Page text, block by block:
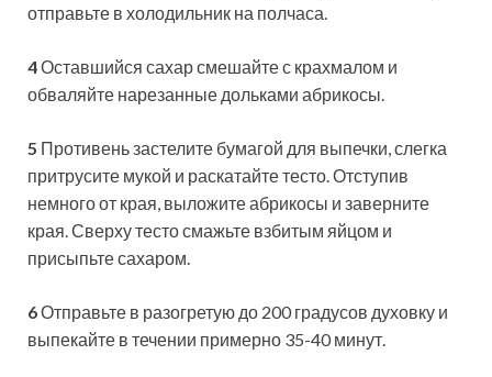
отправьте в холодильник на полчаса.
4Оставшийся сахар смешайте с крахмалом и
обваляйте нарезанные дольками абрикосы.
5 Противень застелите бумагой для выпечки, слегка
притрусите мукой и раскатайте тесто. Отступив
немного от края, выложите абрикосы и заверните
края. Сверху тесто смажьте взбитым яйцом и
присыпьте сахаром.
6Отправьте в разогретую до 200 градусов духовку и
выпекайте в течении примерно 35-40 минут.